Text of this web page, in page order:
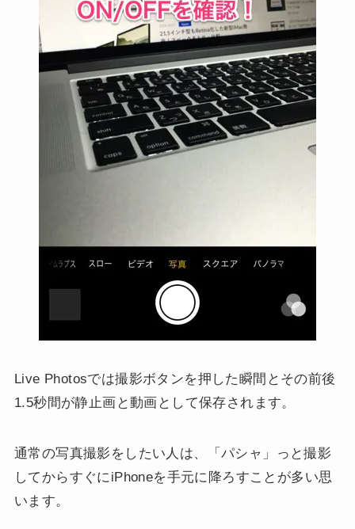
Live Photosでは撮影ボタンを押した瞬間とその前後
1.5秒間が静止画と動画として保存されます。
通常の写真撮影をしたい人は、「パシャ」っと撮影
してからすぐにiPhoneを手元に降ろすことが多い思
います。